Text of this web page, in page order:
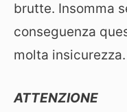
brutte. Insomma
conseguenza
molta
ATTENZIONE